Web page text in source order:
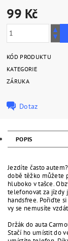
99 Kč
KÓD PRODUKTU
KATEGORIE
ZÁRUKA
Dotaz
POPIS
Jezdíte často
době těžko můžete
hluboko v tašce.
telefonovat za jízdy
handsfree. Pořiďte
vy se nemusíte
Držák do auta
Stačí ho umístit do